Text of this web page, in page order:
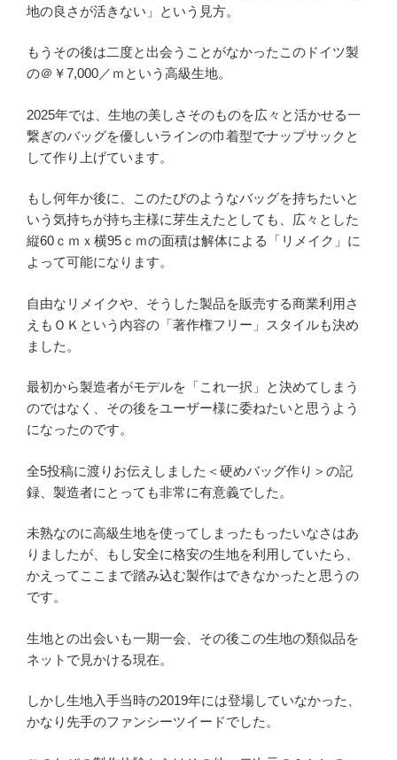
地の良さが活きない」という見方。
もうその後は二度と出会うことがなかったこのドイツ製
の＠￥7,000／ｍという高級生地。
2025年では、生地の美しさそのものを広々と活かせる一
繋ぎのバッグを優しいラインの巾着型でナップサックと
して作り上げています。
もし何年か後に、このたびのようなバッグを持ちたいと
いう気持ちが持ち主様に芽生えたとしても、広々とした
縦60ｃｍｘ横95ｃｍの面積は解体による「リメイク」に
よって可能になります。
自由なリメイクや、そうした製品を販売する商業利用さ
えもＯＫという内容の「著作権フリー」スタイルも決め
ました。
最初から製造者がモデルを「これ一択」と決めてしまう
のではなく、その後をユーザー様に委ねたいと思うよう
になったのです。
全5投稿に渡りお伝えしました＜硬めバッグ作り＞の記
録、製造者にとっても非常に有意義でした。
未熟なのに高級生地を使ってしまったもったいなさはあ
りましたが、もし安全に格安の生地を利用していたら、
かえってここまで踏み込む製作はできなかったと思うの
です。
生地との出会いも一期一会、その後この生地の類似品を
ネットで見かける現在。
しかし生地入手当時の2019年には登場していなかった、
かなり先手のファンシーツイードでした。